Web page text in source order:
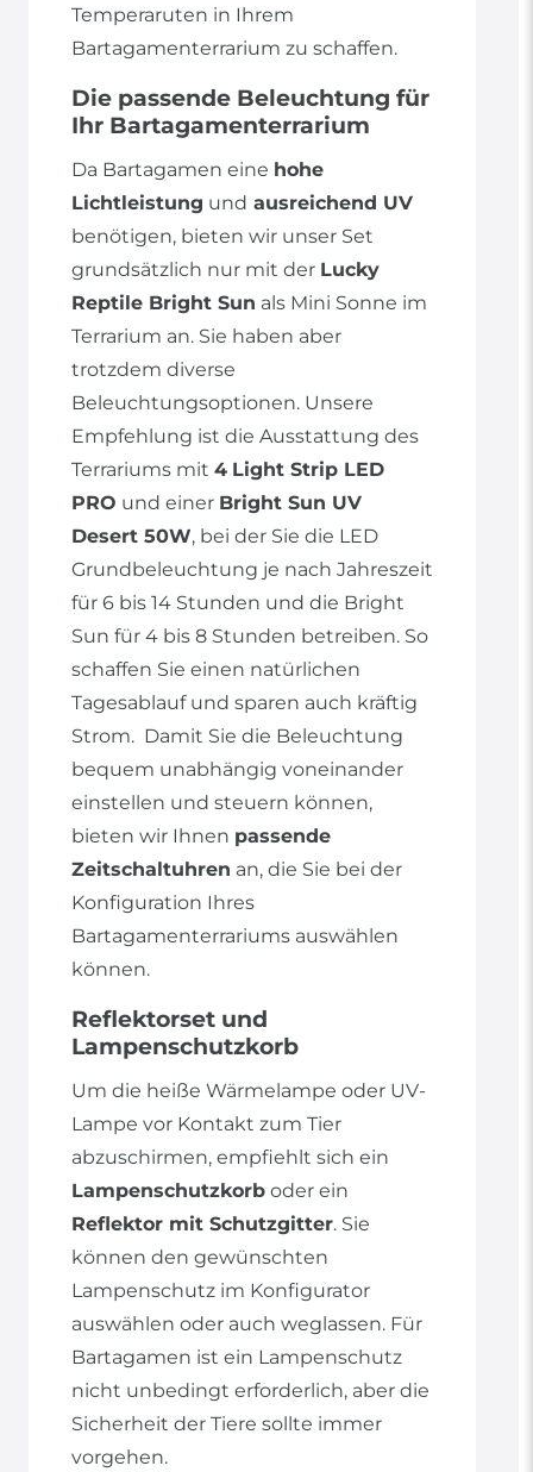
Temperaruten in Ihrem
Bartagamenterrarium zu schaffen.
Die passende Beleuchtung für
Ihr Bartagamenterrarium
Da Bartagamen eine hohe
Lichtleistung und ausreichend UV
benötigen, bieten wir unser Set
grundsätzlich nur mit der Lucky
Reptile Bright Sun als Mini Sonne im
Terrarium an. Sie haben aber
trotzdem diverse
Beleuchtungsoptionen. Unsere
Empfehlung ist die Ausstattung des
Terrariums mit 4 Light Strip LED
PRO und einer Bright Sun UV
Desert 50W, bei der Sie die LED
Grundbeleuchtung je nach Jahreszeit
für 6 bis 14 Stunden und die Bright
Sun für 4 bis 8 Stunden betreiben. So
schaffen Sie einen natürlichen
Tagesablauf und sparen auch kräftig
Strom. Damit Sie die Beleuchtung
bequem unabhängig voneinander
einstellen und steuern können,
bieten wir Ihnen passende
Zeitschaltuhren an, die Sie bei der
Konfiguration Ihres
Bartagamenterrariums auswählen
können.
Reflektorset und
Lampenschutzkorb
Um die heiße Wärmelampe oder UV-
Lampe vor Kontakt zum Tier
abzuschirmen, empfiehlt sich ein
Lampenschutzkorb oder ein
Reflektor mit Schutzgitter. Sie
können den gewünschten
Lampenschutz im Konfigurator
auswählen oder auch weglassen. Für
Bartagamen ist ein Lampenschutz
nicht unbedingt erforderlich, aber die
Sicherheit der Tiere sollte immer
vorgehen.